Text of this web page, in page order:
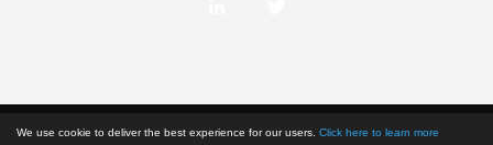
We use cookie to deliver the best experience for our users. Click here to learn more
Disclaimer Kebijakan Privasi